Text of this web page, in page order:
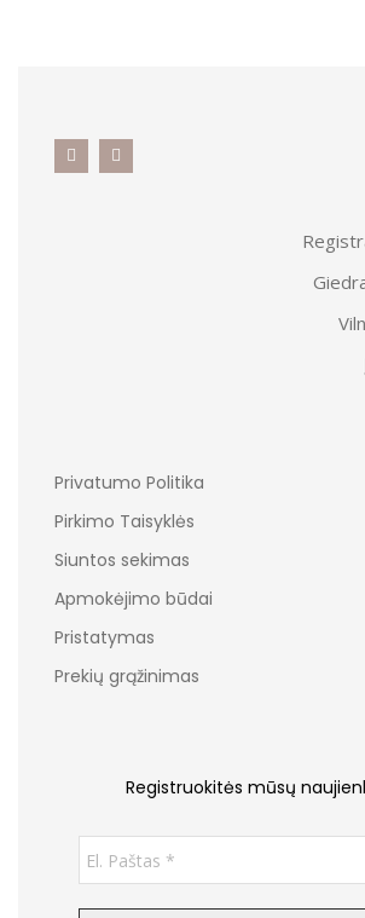
Privatumo Politika
Pirkimo Taisyklės
Siuntos sekimas
Apmokėjimo būdai
Pristatymas
Prekių grąžinimas
Registruokitės mūsų